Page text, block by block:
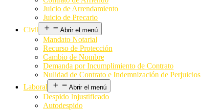
Juicio de Arrendamiento
Juicio de Precario
Civil
Abrir el menú
Mandato Notarial
Recurso de Protección
Cambio de Nombre
Demanda por Incumplimiento de Contrato
Nulidad de Contrato e Indemnización de Perjuicios
Laboral
Abrir el menú
Despido Injustificado
Autodespido